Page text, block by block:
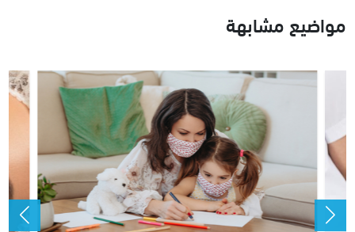
مواضيع مشابهة